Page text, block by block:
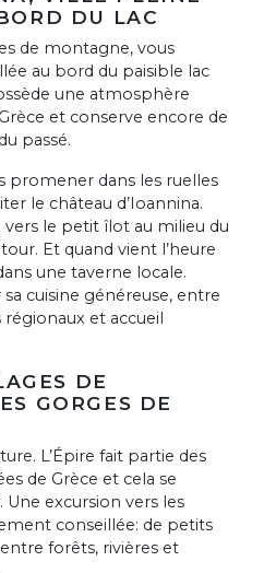
DU LAC
de montagne, vous
au bord du paisible lac
une atmosphère
et conserve encore de
passé.
promener dans les ruelles
le château d’Ioannina.
vers le petit îlot au milieu du
Et quand vient l’heure
une taverne locale.
cuisine généreuse, entre
et accueil
DE
GORGES DE
L’Épire fait partie des
de Grèce et cela se
excursion vers les
conseillée: de petits
forêts, rivières et